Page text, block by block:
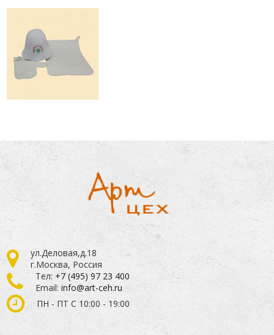
ул.Деловая,д.18
г.Москва, Россия
Тел: +7 (495) 97 23 400
Email:info@art-ceh.ru
ПН - ПТ С 10:00 - 19:00